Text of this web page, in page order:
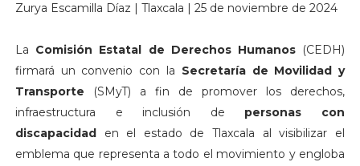
Zurya Escamilla Díaz | Tlaxcala | 25 de noviembre de 2024
La Comisión Estatal de Derechos Humanos(CEDH)
firmará un convenio con la Secretaría de Movilidad y
Transporte
(SMyT) a fin de promover los derechos,
infraestructura e inclusión de personas con
discapacidad
en el estado de Tlaxcala al visibilizar el
emblema que representa a todo el movimiento y engloba